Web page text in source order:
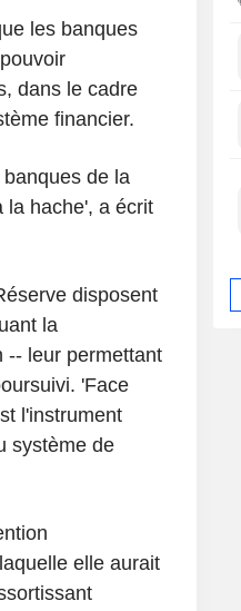
les banques
dans le cadre
financier.
de la
la hache', a écrit
disposent
la
-- leur permettant
'Face
l'instrument
système de
elle aurait